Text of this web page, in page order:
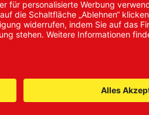
© 2024 Promed
Vertriebsgesellschaft mbH | Alle